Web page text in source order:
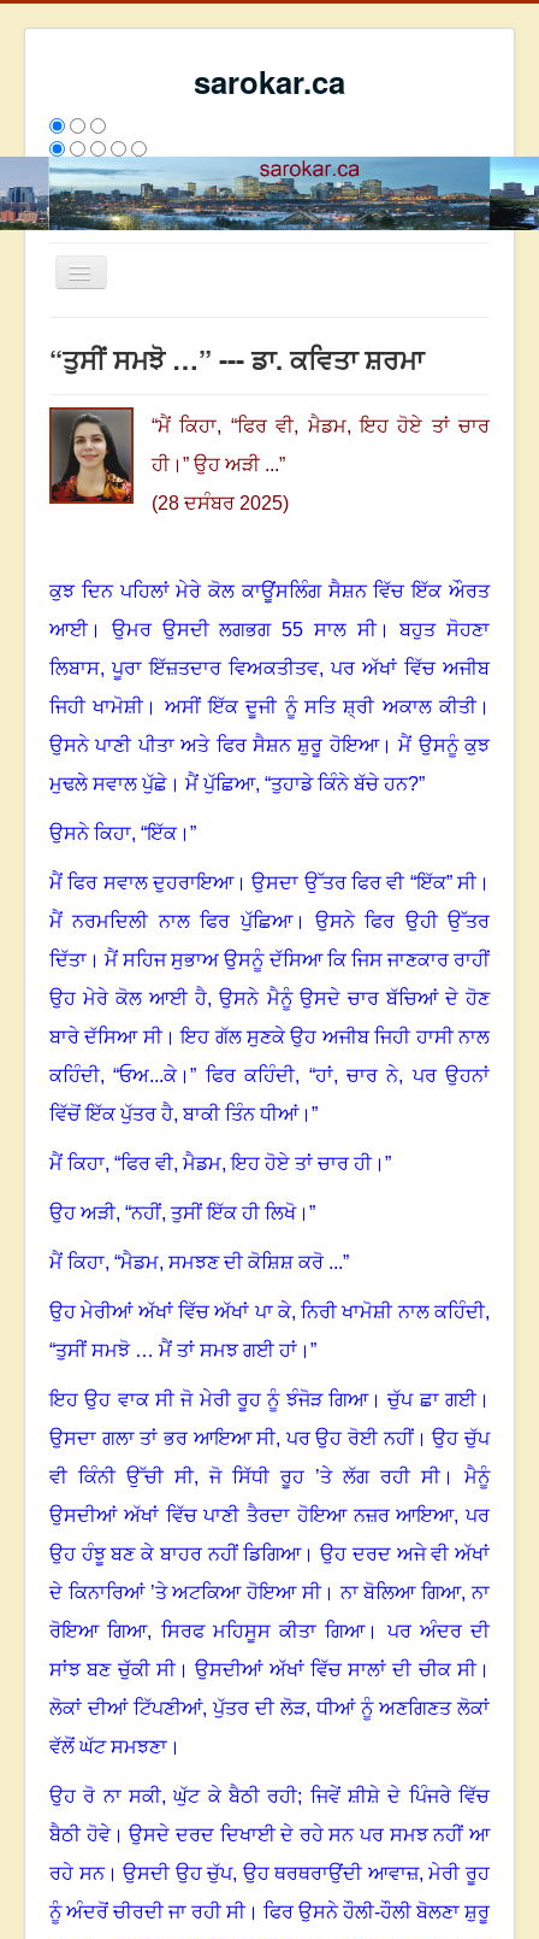
sarokar.ca
Toggle
ਰਚਨਾਵਾਂ
ਸਰੋਕਾਰ ਦੇ ਲੇਖਕ
ਸੰਪਰਕ
We have 152 guests and no members online
“ਤੁਸੀਂ ਸਮਝੋ …” --- ਡਾ. ਕਵਿਤਾ ਸ਼ਰਮਾ
“ਮੈਂ ਕਿਹਾ, “ਫਿਰ ਵੀ, ਮੈਡਮ,ਇਹ ਹੋਏ ਤਾਂ ਚਾਰ
ਹੀ।” ਉਹ ਅੜੀ ...”
(28 ਦਸੰਬਰ 2025)
ਕੁਝ ਦਿਨ ਪਹਿਲਾਂ ਮੇਰੇ ਕੋਲ ਕਾਊਂਸਲਿੰਗ ਸੈਸ਼ਨ ਵਿੱਚ ਇੱਕ ਔਰਤ
ਆਈ। ਉਮਰ ਉਸਦੀ ਲਗਭਗ 55 ਸਾਲ ਸੀ। ਬਹੁਤ ਸੋਹਣਾ
ਲਿਬਾਸ,ਪੂਰਾ ਇੱਜ਼ਤਦਾਰ ਵਿਅਕਤੀਤਵ,ਪਰ ਅੱਖਾਂ ਵਿੱਚ ਅਜੀਬ
ਜਿਹੀ ਖਾਮੋਸ਼ੀ। ਅਸੀਂ ਇੱਕ ਦੂਜੀ ਨੂੰ ਸਤਿ ਸ਼੍ਰੀ ਅਕਾਲ ਕੀਤੀ।
ਉਸਨੇ ਪਾਣੀ ਪੀਤਾ ਅਤੇ ਫਿਰ ਸੈਸ਼ਨ ਸ਼ੁਰੂ ਹੋਇਆ। ਮੈਂ ਉਸਨੂੰ ਕੁਝ
ਮੁਢਲੇ ਸਵਾਲ ਪੁੱਛੇ। ਮੈਂ ਪੁੱਛਿਆ, “ਤੁਹਾਡੇ ਕਿੰਨੇ ਬੱਚੇ ਹਨ?”
ਉਸਨੇ ਕਿਹਾ, “ਇੱਕ।”
ਮੈਂ ਫਿਰ ਸਵਾਲ ਦੁਹਰਾਇਆ। ਉਸਦਾ ਉੱਤਰ ਫਿਰ ਵੀ “ਇੱਕ” ਸੀ।
ਮੈਂ ਨਰਮਦਿਲੀ ਨਾਲ ਫਿਰ ਪੁੱਛਿਆ। ਉਸਨੇ ਫਿਰ ਉਹੀ ਉੱਤਰ
ਦਿੱਤਾ। ਮੈਂ ਸਹਿਜ ਸੁਭਾਅ ਉਸਨੂੰ ਦੱਸਿਆ ਕਿ ਜਿਸ ਜਾਣਕਾਰ ਰਾਹੀਂ
ਉਹ ਮੇਰੇ ਕੋਲ ਆਈ ਹੈ,ਉਸਨੇ ਮੈਨੂੰ ਉਸਦੇ ਚਾਰ ਬੱਚਿਆਂ ਦੇ ਹੋਣ
ਬਾਰੇ ਦੱਸਿਆ ਸੀ। ਇਹ ਗੱਲ ਸੁਣਕੇ ਉਹ ਅਜੀਬ ਜਿਹੀ ਹਾਸੀ ਨਾਲ
ਕਹਿੰਦੀ, “ਓਅ...ਕੇ।” ਫਿਰ ਕਹਿੰਦੀ, “ਹਾਂ, ਚਾਰ ਨੇ,ਪਰ ਉਹਨਾਂ
ਵਿੱਚੋਂ ਇੱਕ ਪੁੱਤਰ ਹੈ,ਬਾਕੀ ਤਿੰਨ ਧੀਆਂ।”
ਮੈਂ ਕਿਹਾ, “ਫਿਰ ਵੀ, ਮੈਡਮ,ਇਹ ਹੋਏ ਤਾਂ ਚਾਰ ਹੀ।”
ਉਹ ਅੜੀ, “ਨਹੀਂ, ਤੁਸੀਂ ਇੱਕ ਹੀ ਲਿਖੋ।”
ਮੈਂ ਕਿਹਾ, “ਮੈਡਮ, ਸਮਝਣ ਦੀ ਕੋਸ਼ਿਸ਼ ਕਰੋ ...”
ਉਹ ਮੇਰੀਆਂ ਅੱਖਾਂ ਵਿੱਚ ਅੱਖਾਂ ਪਾ ਕੇ,ਨਿਰੀ ਖਾਮੋਸ਼ੀ ਨਾਲ ਕਹਿੰਦੀ,
“ਤੁਸੀਂ ਸਮਝੋ … ਮੈਂ ਤਾਂ ਸਮਝ ਗਈ ਹਾਂ।”
ਇਹ ਉਹ ਵਾਕ ਸੀ ਜੋ ਮੇਰੀ ਰੂਹ ਨੂੰ ਝੰਜੋੜ ਗਿਆ। ਚੁੱਪ ਛਾ ਗਈ।
ਉਸਦਾ ਗਲਾ ਤਾਂ ਭਰ ਆਇਆ ਸੀ,ਪਰ ਉਹ ਰੋਈ ਨਹੀਂ। ਉਹ ਚੁੱਪ
ਵੀ ਕਿੰਨੀ ਉੱਚੀ ਸੀ,ਜੋ ਸਿੱਧੀ ਰੂਹ ’ਤੇ ਲੱਗ ਰਹੀ ਸੀ। ਮੈਨੂੰ
ਉਸਦੀਆਂ ਅੱਖਾਂ ਵਿੱਚ ਪਾਣੀ ਤੈਰਦਾ ਹੋਇਆ ਨਜ਼ਰ ਆਇਆ,ਪਰ
ਉਹ ਹੰਝੂ ਬਣ ਕੇ ਬਾਹਰ ਨਹੀਂ ਡਿਗਿਆ। ਉਹ ਦਰਦ ਅਜੇ ਵੀ ਅੱਖਾਂ
ਦੇ ਕਿਨਾਰਿਆਂ ’ਤੇ ਅਟਕਿਆ ਹੋਇਆ ਸੀ। ਨਾ ਬੋਲਿਆ ਗਿਆ,ਨਾ
ਰੋਇਆ ਗਿਆ, ਸਿਰਫ ਮਹਿਸੂਸ ਕੀਤਾ ਗਿਆ। ਪਰ ਅੰਦਰ ਦੀ
ਸਾਂਝ ਬਣ ਚੁੱਕੀ ਸੀ। ਉਸਦੀਆਂ ਅੱਖਾਂ ਵਿੱਚ ਸਾਲਾਂ ਦੀ ਚੀਕ ਸੀ।
ਲੋਕਾਂ ਦੀਆਂ ਟਿੱਪਣੀਆਂ,ਪੁੱਤਰ ਦੀ ਲੋੜ,ਧੀਆਂ ਨੂੰ ਅਣਗਿਣਤ ਲੋਕਾਂ
ਵੱਲੋਂ ਘੱਟ ਸਮਝਣਾ।
ਉਹ ਰੋ ਨਾ ਸਕੀ, ਘੁੱਟ ਕੇ ਬੈਠੀ ਰਹੀ; ਜਿਵੇਂ ਸ਼ੀਸ਼ੇ ਦੇ ਪਿੰਜਰੇ ਵਿੱਚ
ਬੈਠੀ ਹੋਵੇ। ਉਸਦੇ ਦਰਦ ਦਿਖਾਈ ਦੇ ਰਹੇ ਸਨ ਪਰ ਸਮਝ ਨਹੀਂ ਆ
ਰਹੇ ਸਨ। ਉਸਦੀ ਉਹ ਚੁੱਪ, ਉਹ ਥਰਥਰਾਉਂਦੀ ਆਵਾਜ਼,ਮੇਰੀ ਰੂਹ
ਨੂੰ ਅੰਦਰੋਂ ਚੀਰਦੀ ਜਾ ਰਹੀ ਸੀ। ਫਿਰ ਉਸਨੇ ਹੌਲੀ-ਹੌਲੀ ਬੋਲਣਾ ਸ਼ੁਰੂ